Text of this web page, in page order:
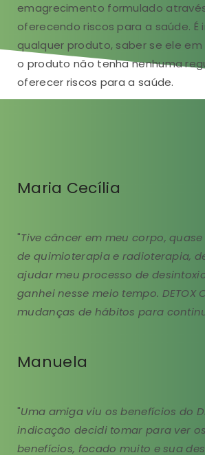
emagrecimento formulado
oferecendo riscos para a saúde.
qualquer produto, saber se ele em
o produto não tenha nenhuma
oferecer riscos para a saúde.
Maria Cecília
"Tive câncer em meu corpo,
de quimioterapia e radioterapia,
ajudar meu processo de
ganhei nesse meio tempo. DETOX
mudanças de hábitos para
Manuela
"Uma amiga viu os benefícios do
indicação decidi tomar para ver
benefícios, focado muito e sua